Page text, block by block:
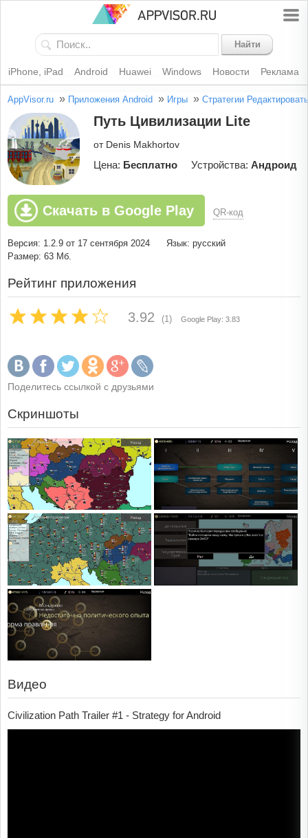
Найти
iPhone, iPad Android Huawei Windows Новости Реклама
AppVisor.ru » Приложения Android » Игры » Стратегии Редактировать
Путь Цивилизации Lite
от Denis Makhortov
Цена: Бесплатно Устройства: Андроид
Скачать в Google Play QR-код
Версия: 1.2.9 от 17 сентября 2024
Язык: русский
Размер: 63 Мб.
Рейтинг приложения
3.92 (1) Google Play: 3.83
Поделитесь ссылкой с друзьями
Скриншоты
Видео
Civilization Path Trailer #1 - Strategy for Android